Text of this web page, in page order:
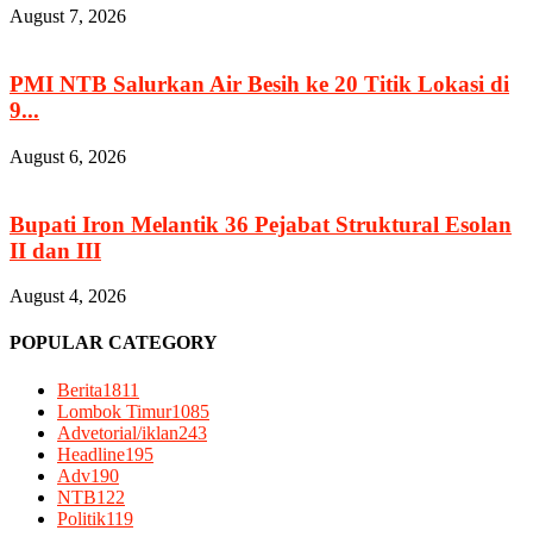
August 7, 2026
PMI NTB Salurkan Air Besih ke 20 Titik Lokasi di
9...
August 6, 2026
Bupati Iron Melantik 36 Pejabat Struktural Esolan
II dan III
August 4, 2026
POPULAR CATEGORY
Berita1811
Lombok Timur1085
Advetorial/iklan243
Headline195
Adv190
NTB122
Politik119